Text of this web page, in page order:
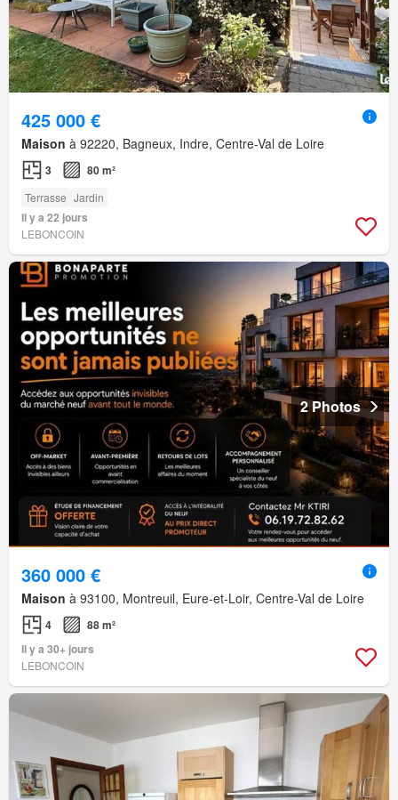
425 000 €
Maison à 92220, Bagneux, Indre, Centre-Val de Loire
3 80 m²
Terrasse Jardin
Il y a 22 jours
LEBONCOIN
2 Photos
360 000 €
Maison à 93100, Montreuil, Eure-et-Loir, Centre-Val de Loire
4
88 m²
Il y a 30+ jours
LEBONCOIN